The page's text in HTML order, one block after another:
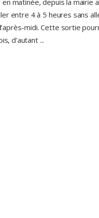
matinée, depuis la mairie
entre 4 à 5 heures sans
midi. Cette sortie
d’autant